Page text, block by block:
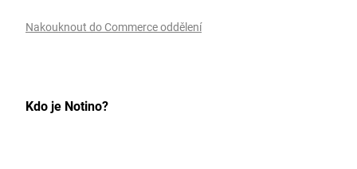
Nakouknout do Commerce oddělení
Kdo je Notino?